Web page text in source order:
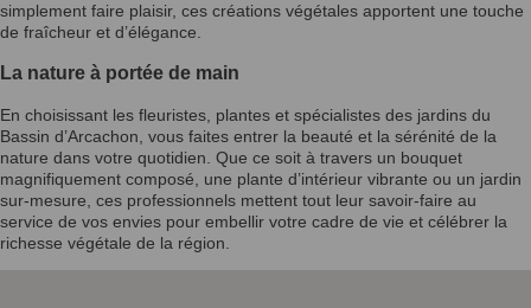
simplement faire plaisir, ces créations végétales apportent une touche
de fraîcheur et d’élégance.
La nature à portée de main
En choisissant les fleuristes, plantes et spécialistes des jardins du
Bassin d’Arcachon, vous faites entrer la beauté et la sérénité de la
nature dans votre quotidien. Que ce soit à travers un bouquet
magnifiquement composé, une plante d’intérieur vibrante ou un jardin
sur-mesure, ces professionnels mettent tout leur savoir-faire au
service de vos envies pour embellir votre cadre de vie et célébrer la
richesse végétale de la région.